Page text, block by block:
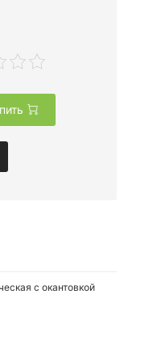
с окантовкой